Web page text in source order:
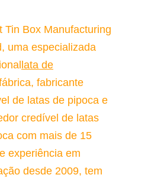
Tin Box Manufacturing
uma especializada
lata de
fabricante
de latas de pipoca e
credível de latas
com mais de 15
experiência em
desde 2009, tem